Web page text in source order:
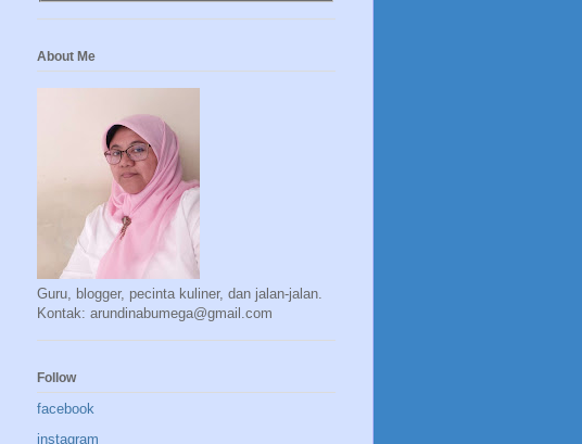
About Me
Guru, blogger, pecinta kuliner, dan jalan-jalan.
Kontak: arundinabumega@gmail.com
Follow
facebook
instagram